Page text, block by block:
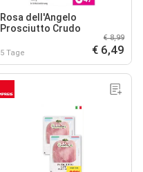
Rosa dell'Angelo
Prosciutto Crudo
5 Tage
€ 8,99
€ 6,49